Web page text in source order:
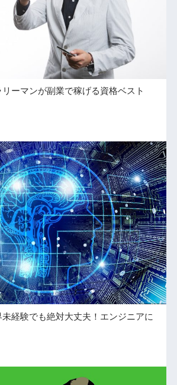
リーマンが副業で稼げる資格ベスト
未経験でも絶対大丈夫！エンジニアに